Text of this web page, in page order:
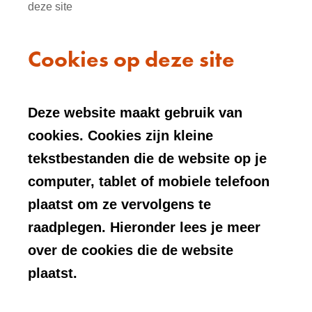
deze site
Cookies op deze site
Deze website maakt gebruik van
cookies. Cookies zijn kleine
tekstbestanden die de website op je
computer, tablet of mobiele telefoon
plaatst om ze vervolgens te
raadplegen. Hieronder lees je meer
over de cookies die de website
plaatst.